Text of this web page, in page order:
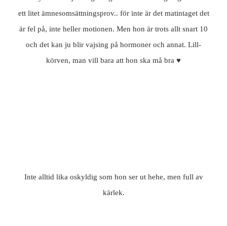
ett litet ämnesomsättningsprov.. för inte är det matintaget det
är fel på, inte heller motionen. Men hon är trots allt snart 10
och det kan ju blir vajsing på hormoner och annat. Lill-
körven, man vill bara att hon ska må bra ♥
Inte alltid lika oskyldig som hon ser ut hehe, men full av
kärlek.